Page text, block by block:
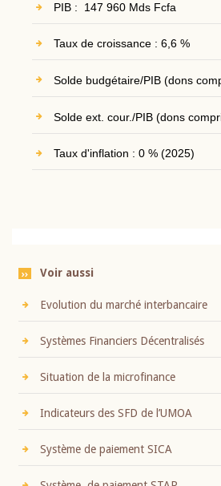
PIB : 147 960 Mds Fcfa
Taux de croissance : 6,6 %
Solde budgétaire/PIB (dons
Solde ext. cour./PIB (dons
Taux d'inflation : 0 % (2025)
Voir aussi
Evolution du marché interbancaire
Systèmes Financiers Décentralisés
Situation de la microfinance
Indicateurs des SFD de l’UMOA
Système de paiement SICA